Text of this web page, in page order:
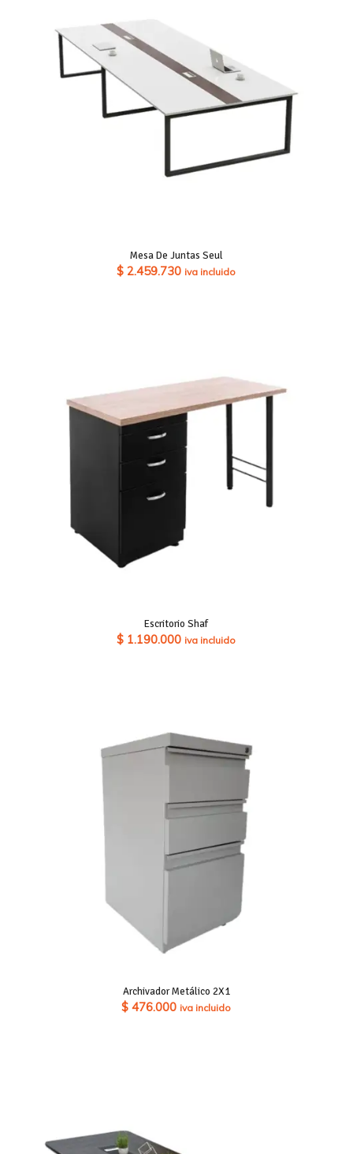
Mesa De Juntas Seul
$ 2.459.730 iva incluido
Escritorio Shaf
$ 1.190.000 iva incluido
Archivador Metálico 2X1
$ 476.000 iva incluido